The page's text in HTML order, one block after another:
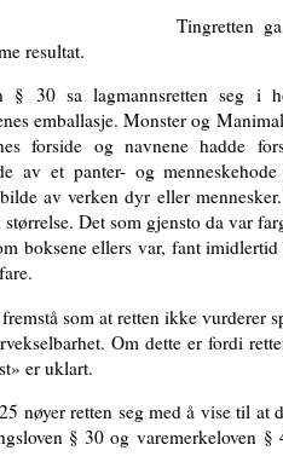
Tingretten
resultat.
§ 30 sa lagmannsretten seg i
emballasje. Monster og
forside og navnene hadde
av et panter- og
av verken dyr eller
Det som gjensto da var
boksene ellers var, fant
som at retten ikke vurderer
Om dette er fordi
er uklart.
nøyer retten seg med å vise til
§ 30 ogvaremerkeloven §